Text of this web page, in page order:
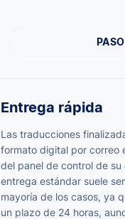
Entrega rápida
Las traducciones
formato digital por correo
del panel de control de su
entrega estándar suele
mayoría de los casos, ya
un plazo de 24 horas,